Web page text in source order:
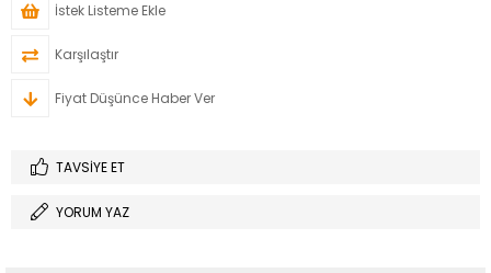
İstek Listeme Ekle
Karşılaştır
Fiyat Düşünce Haber Ver
TAVSIYE ET
YORUM YAZ